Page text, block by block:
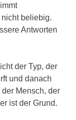
beliebig.
Antworten
der Typ, der
und danach
Mensch, der
ist der Grund.